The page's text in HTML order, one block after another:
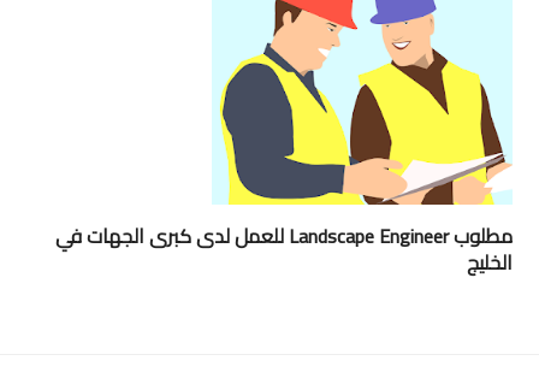
مطلوب Landscape Engineer للعمل لدى كبرى الجهات في
الخليج